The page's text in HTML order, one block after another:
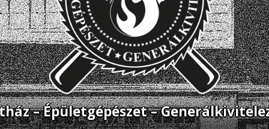
– Épületgépészet –